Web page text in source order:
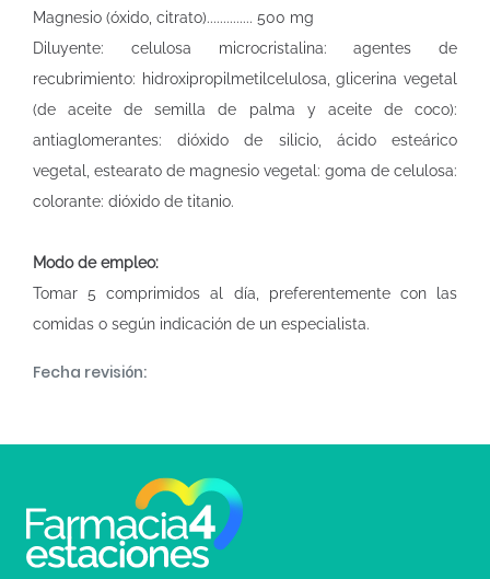
Magnesio (óxido, citrato).............. 500 mg
Diluyente: celulosa microcristalina: agentes de
recubrimiento: hidroxipropilmetilcelulosa, glicerina vegetal
(de aceite de semilla de palma y aceite de coco):
antiaglomerantes: dióxido de silicio, ácido esteárico
vegetal, estearato de magnesio vegetal: goma de celulosa:
colorante: dióxido de titanio.
Modo de empleo:
Tomar 5 comprimidos al día, preferentemente con las
comidas o según indicación de un especialista.
Fecha revisión: